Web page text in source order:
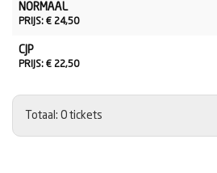
NORMAAL
PRIJS: € 24,50
CJP
PRIJS: € 22,50
Totaal: 0 tickets